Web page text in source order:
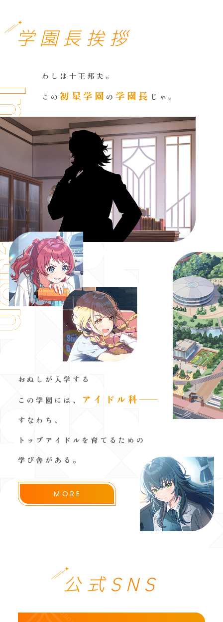
学園長挨拶
わしは十王邦夫。
この初星学園 の 学園長 じゃ。
おぬしが入学する
この学園には、 アイドル科──
すなわち、
トップアイドルを育てるための
学び舎がある。
MORE
公式SNS